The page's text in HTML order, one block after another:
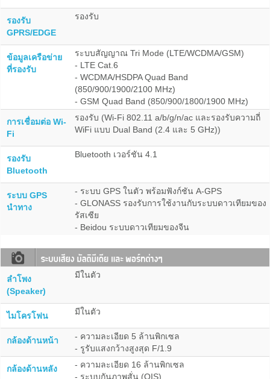
รองรับ
GPRS/EDGE
รองรับ
ข้อมูลเครือข่าย
ที่รองรับ
ระบบสัญญาณ Tri Mode (LTE/WCDMA/GSM)
- LTE Cat.6
- WCDMA/HSDPA Quad Band
(850/900/1900/2100 MHz)
- GSM Quad Band (850/900/1800/1900 MHz)
การเชื่อมต่อ Wi-
Fi
รองรับ (Wi-Fi 802.11 a/b/g/n/ac และรองรับความถี่
WiFi แบบ Dual Band (2.4 และ 5 GHz))
รองรับ
Bluetooth
Bluetooth เวอร์ชัน 4.1
ระบบ GPS
นำทาง
- ระบบ GPS ในตัว พร้อมฟังก์ชัน A-GPS
- GLONASS รองรับการใช้งานกับระบบดาวเทียมของ
รัสเซีย
- Beidou ระบบดาวเทียมของจีน
ลำโพง
(Speaker)
มีในตัว
ไมโครโฟน มีในตัว
กล้องด้านหน้า
- ความละเอียด 5 ล้านพิกเซล
- รูรับแสงกว้างสูงสุด F/1.9
กล้องด้านหลัง
- ความละเอียด 16 ล้านพิกเซล
- ระบบกันภาพสั่น (OIS)